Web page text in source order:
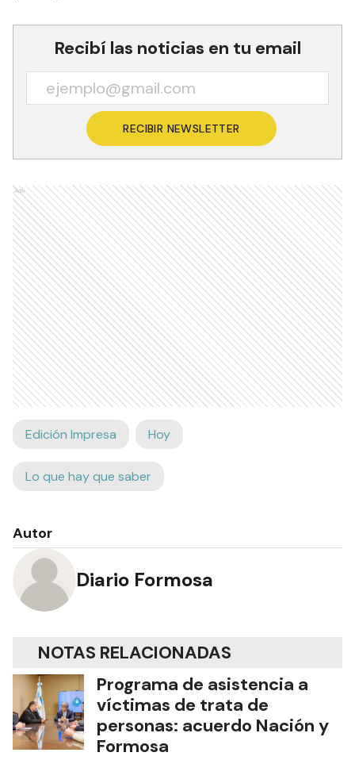
Recibí las noticias en tu email
RECIBIR NEWSLETTER
Ads
Edición Impresa Hoy
Lo que hay que saber
Autor
Diario Formosa
NOTAS RELACIONADAS
Programa de asistencia a
víctimas de trata de
personas: acuerdo Nación y
Formosa